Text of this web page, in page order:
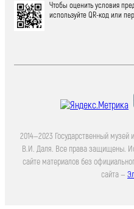
Чтобы оценить условия
используйте QR-код или
2014—2023 Государственный музей
В.И. Даля. Все права защищены.
сайте материалов без
сайта —